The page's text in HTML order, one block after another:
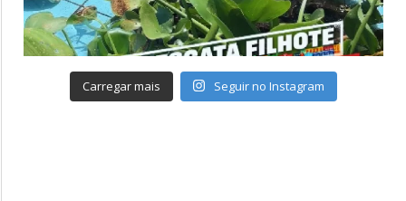
Carregar mais Seguir no Instagram